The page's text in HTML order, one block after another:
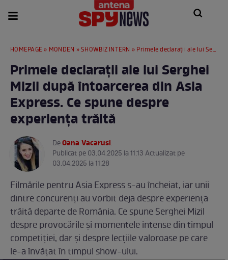
HOMEPAGE » MONDEN »SHOWBIZ INTERN » Primele declarații ale lui Serghei Mizil după întoarcerea din Asia Express. Ce spune despre experiența trăită
Primele declarații ale lui Serghei
Mizil după întoarcerea din Asia
Express. Ce spune despre
experiența trăită
DeOana Vacarusi.
Publicat pe 03.04.2025 la 11:13 Actualizat pe
03.04.2025 la 11:28
Filmările pentru Asia Express s-au încheiat, iar unii
dintre concurenți au vorbit deja despre experiența
trăită departe de România. Ce spune Serghei Mizil
despre provocările și momentele intense din timpul
competiției, dar și despre lecțiile valoroase pe care
le-a învățat în timpul show-ului.